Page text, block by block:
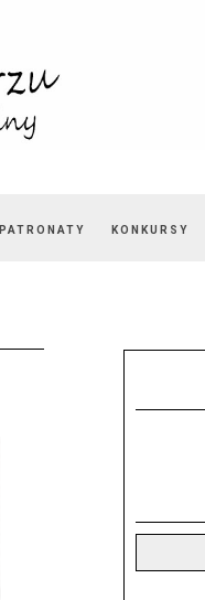
PATRONATY KONKURSY